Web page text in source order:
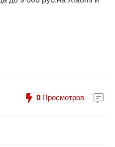
0 Просмотров